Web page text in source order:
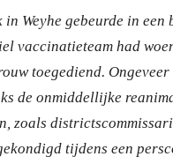
in Weyhe gebeurde in een
vaccinatieteam had
toegediend.
de onmiddellijke
zoals
tijdens een